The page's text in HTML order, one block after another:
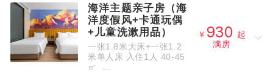
海洋主题亲子房（海
洋度假风+卡通玩偶
+儿童洗漱用品）
一张1.8米大床+一张1.2
米单人床 入住1人 40-45
㎡
￥ 
起
满房